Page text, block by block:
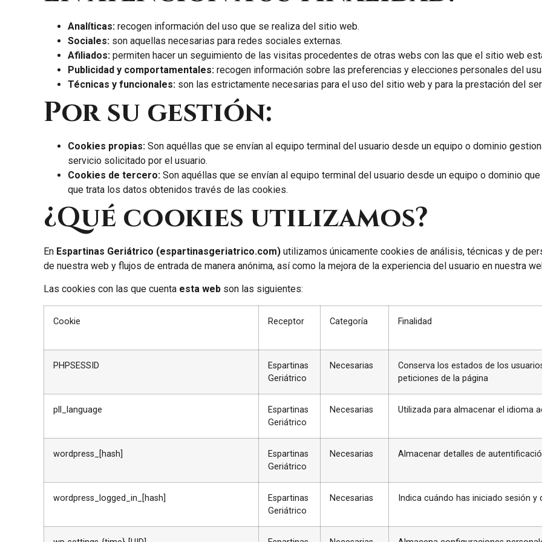
Analíticas: recogen información del uso que se realiza del sitio web.
Sociales: son aquellas necesarias para redes sociales externas.
Afiliados: permiten hacer un seguimiento de las visitas procedentes de otras webs con las que el sitio web
Publicidad y comportamentales: recogen información sobre las preferencias y elecciones personales del
Técnicas y funcionales: son las estrictamente necesarias para el uso del sitio web y para la prestación del
Por su gestión:
Cookies propias: Son aquéllas que se envían al equipo terminal del usuario desde un equipo o dominio
servicio solicitado por el usuario.
Cookies de tercero: Son aquéllas que se envían al equipo terminal del usuario desde un equipo o dominio
que trata los datos obtenidos través de las cookies.
¿Qué cookies utilizamos?
En Espartinas Geriátrico (espartinasgeriatrico.com) utilizamos únicamente cookies de análisis, técnicas y de
de nuestra web y flujos de entrada de manera anónima, así como la mejora de la experiencia del usuario en nuestra
Las cookies con las que cuenta esta web son las siguientes:
Cookie Receptor Categoría Finalidad
PHPSESSID
Espartinas
Geriátrico
Necesarias
Conserva los estados de los
peticiones de la página
pll_language
Espartinas
Geriátrico
Necesarias Utilizada para almacenar el idioma
wordpress_[hash]
Espartinas
Geriátrico
Necesarias Almacenar detalles de
wordpress_logged_in_[hash]
Espartinas
Geriátrico
Necesarias Indica cuándo has iniciado sesión y